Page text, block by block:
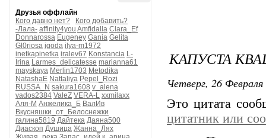
Друзья оффлайн
Кого давно нет?
Кого добавить?
-Лала- affinity4you Amfidalla Clara_Ef
Donnarossa Eugeney Gania Gelita
Gl0riosa igoda ilya-m1972
inetkapinetka iralev67 Konstancia L-
Irina Larmes_delicatesse marianna61
mayskaya Merlin1703 Metodika
NatashaE Nattaliya Pepel_Rozi
RUSSA_N sakura1608 v_alena
vados2384 ValeZ VERA-L xxmilaxx
Аля-М Анжелика_Б ВалИв
Вкусняшки_от_Белоснежки
галина5819 Дайтека Даяна500
Диаскоп Душица Жанна_Лях
КАПУСТА
Четверг, 26
Это цитата
цитатник или